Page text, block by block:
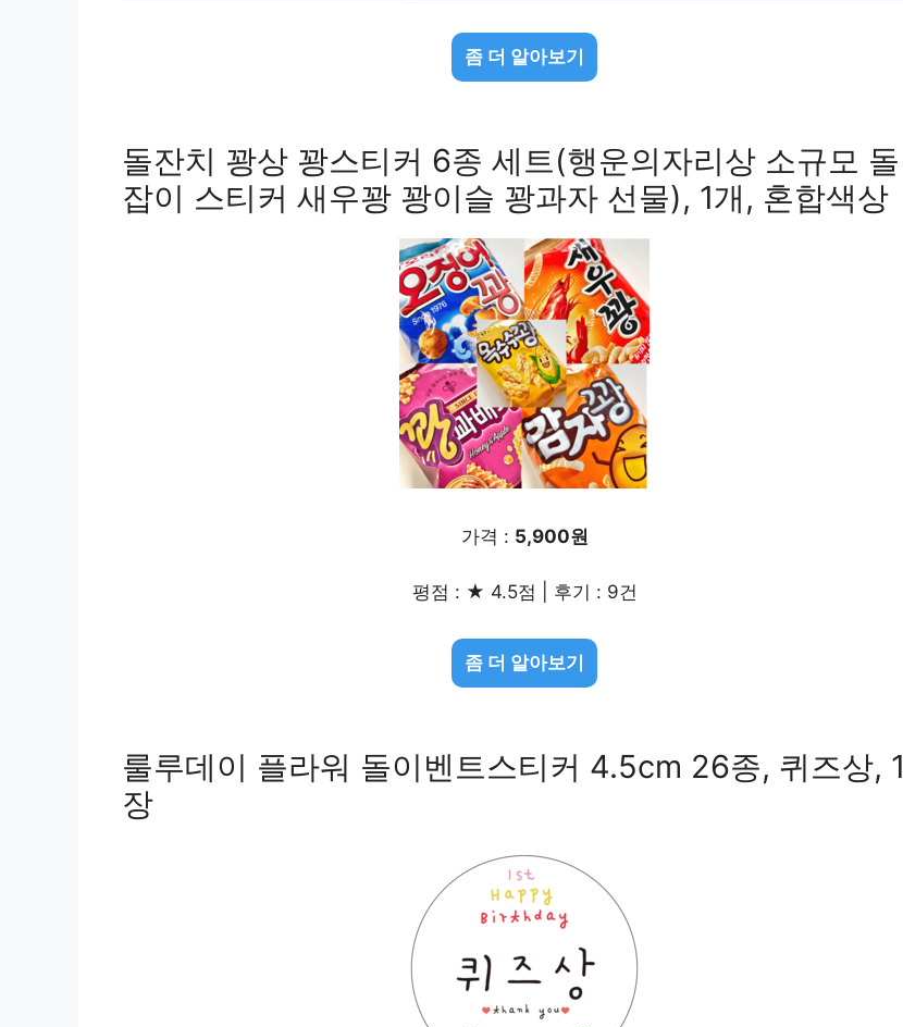
좀 더 알아보기
돌잔치 꽝상 꽝스티커 6종 세트(행운의자리상 소규모 돌
잡이 스티커 새우꽝 꽝이슬 꽝과자 선물), 1개, 혼합색상
가격 : 5,900원
평점 : ★ 4.5점 | 후기 : 9건
좀 더 알아보기
룰루데이 플라워 돌이벤트스티커 4.5cm 26종, 퀴즈상, 1
장